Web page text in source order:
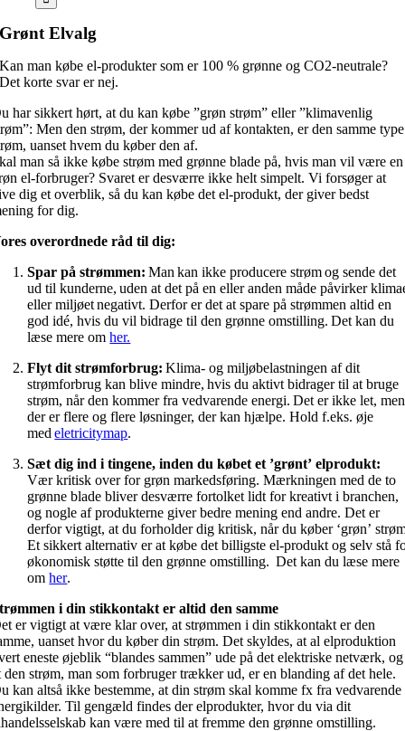
Grønt Elvalg
Kan man købe el-produkter som er 100 % grønne og CO2-neutrale?
Det korte svar er nej.
har sikkert hørt, at du kan købe ”grøn strøm” eller ”klimavenlig
Men den strøm, der kommer ud af kontakten, er den samme type
uanset hvem du køber den af.
man så ikke købe strøm med grønne blade på, hvis man vil være en
el-forbruger? Svaret er desværre ikke helt simpelt. Vi forsøger at
dig et overblik, så du kan købe det el-produkt, der giver bedst
for dig.
overordnede råd til dig:
Spar på strømmen: Man kan ikke producere strøm og sende det
ud til kunderne, uden at det på en eller anden måde påvirker
eller miljøet negativt. Derfor er det at spare på strømmen altid en
god idé, hvis du vil bidrage til den grønne omstilling. Det kan du
læse mere omher.
Flyt dit strømforbrug: Klima- og miljøbelastningen af dit
strømforbrug kan blive mindre, hvis du aktivt bidrager til at bruge
strøm, når den kommer fra vedvarende energi. Det er ikke let, men
der er flere og flere løsninger, der kan hjælpe. Hold f.eks. øje
medeletricitymap.
Sæt dig ind i tingene, inden du købet et ’grønt’ elprodukt:
Vær kritisk over for grøn markedsføring. Mærkningen med de to
grønne blade bliver desværre fortolket lidt for kreativt i branchen,
og nogle af produkterne giver bedre mening end andre. Det er
derfor vigtigt, at du forholder dig kritisk, når du køber ‘grøn’
Et sikkert alternativ er at købe det billigste el-produkt og selv stå
økonomisk støtte til den grønne omstilling. Det kan du læse mere
omher.
i din stikkontakt er altid den samme
er vigtigt at være klar over, at strømmen i din stikkontakt er den
uanset hvor du køber din strøm. Det skyldes, at al elproduktion
eneste øjeblik “blandes sammen” ude på det elektriske netværk, og
den strøm, man som forbruger trækker ud, er en blanding af det hele.
kan altså ikke bestemme, at din strøm skal komme fx fra vedvarende
Til gengæld findes der elprodukter, hvor du via dit
kan være med til at fremme den grønne omstilling.